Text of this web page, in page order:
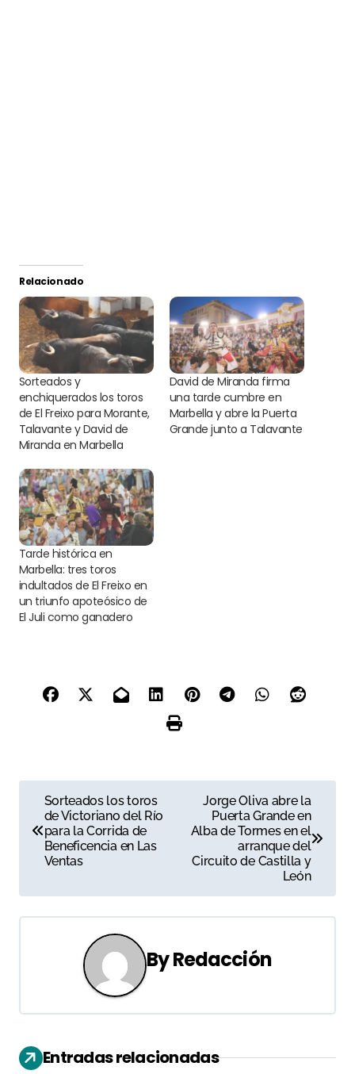
Relacionado
Sorteados y
enchiquerados los toros
de El Freixo para Morante,
Talavante y David de
Miranda en Marbella
David de Miranda firma
una tarde cumbre en
Marbella y abre la Puerta
Grande junto a Talavante
Tarde histórica en
Marbella: tres toros
indultados de El Freixo en
un triunfo apoteósico de
El Juli como ganadero
a
e
g
i
ó
Sorteados los toros
de Victoriano del Río
para la Corrida de
Beneficencia en Las
Ventas
Jorge Oliva abre la
Puerta Grande en
Alba de Tormes en el
arranque del
Circuito de Castilla y
León
ByRedacción
Entradas relacionadas